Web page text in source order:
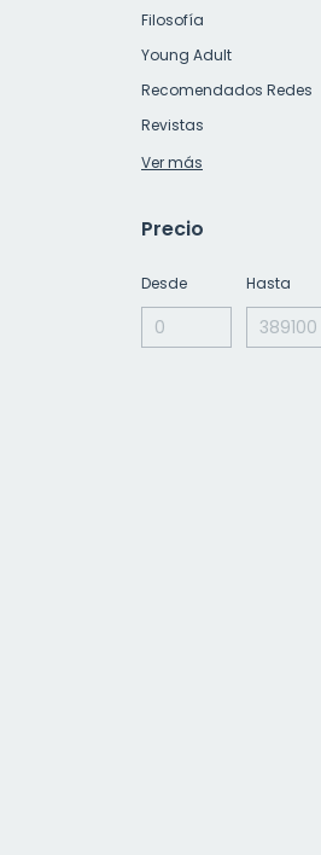
Filosofía
Young Adult
Recomendados Redes
Revistas
Ver más
Precio
Desde Hasta